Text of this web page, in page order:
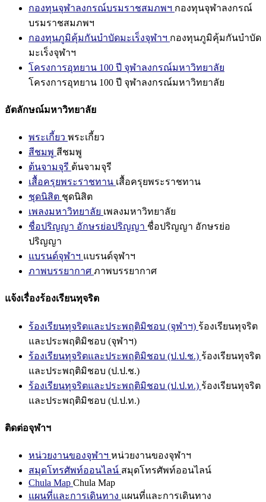
กองทุนจุฬาลงกรณ์บรมราชสมภพฯ กองทุนจุฬาลงกรณ์
บรมราชสมภพฯ
กองทุนภูมิคุ้มกันบำบัดมะเร็งจุฬาฯ กองทุนภูมิคุ้มกันบำบัด
มะเร็งจุฬาฯ
โครงการอุทยาน 100 ปี จุฬาลงกรณ์มหาวิทยาลัย
โครงการอุทยาน 100 ปี จุฬาลงกรณ์มหาวิทยาลัย
อัตลักษณ์มหาวิทยาลัย
พระเกี้ยว พระเกี้ยว
สีชมพู สีชมพู
ต้นจามจุรี ต้นจามจุรี
เสื้อครุยพระราชทาน เสื้อครุยพระราชทาน
ชุดนิสิต ชุดนิสิต
เพลงมหาวิทยาลัย เพลงมหาวิทยาลัย
ชื่อปริญญา อักษรย่อปริญญา ชื่อปริญญา อักษรย่อ
ปริญญา
แบรนด์จุฬาฯ แบรนด์จุฬาฯ
ภาพบรรยากาศ ภาพบรรยากาศ
แจ้งเรื่องร้องเรียนทุจริต
ร้องเรียนทุจริตและประพฤติมิชอบ (จุฬาฯ) ร้องเรียนทุจริต
และประพฤติมิชอบ (จุฬาฯ)
ร้องเรียนทุจริตและประพฤติมิชอบ (ป.ป.ช.) ร้องเรียนทุจริต
และประพฤติมิชอบ (ป.ป.ช.)
ร้องเรียนทุจริตและประพฤติมิชอบ (ป.ป.ท.) ร้องเรียนทุจริต
และประพฤติมิชอบ (ป.ป.ท.)
ติดต่อจุฬาฯ
หน่วยงานของจุฬาฯ หน่วยงานของจุฬาฯ
สมุดโทรศัพท์ออนไลน์ สมุดโทรศัพท์ออนไลน์
Chula Map Chula Map
แผนที่และการเดินทาง แผนที่และการเดินทาง